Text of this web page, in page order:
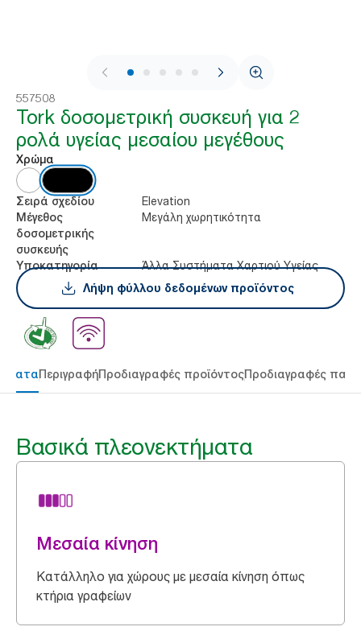
1 / 8
557508
Tork δοσομετρική συσκευή για 2
ρολά υγείας μεσαίου μεγέθους
Χρώμα
Σειρά σχεδίου Elevation
Μέγεθος
δοσομετρικής
συσκευής
Μεγάλη χωρητικότητα
Υποκατηγορία
Άλλα Συστήματα Χαρτιού Υγείας
Λήψη φύλλου δεδομένων προϊόντος
ΠεριγραφήΠροδιαγραφές προϊόντοςΠροδιαγραφές
Βασικά πλεονεκτήματα
Μεσαία κίνηση
Κατάλληλο για χώρους με μεσαία κίνηση όπως
κτήρια γραφείων